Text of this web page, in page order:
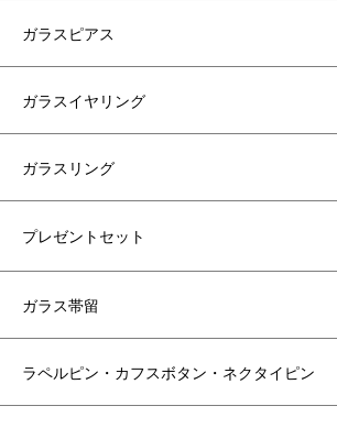
ガラスピアス
ガラスイヤリング
ガラスリング
プレゼントセット
ガラス帯留
ラペルピン・カフスボタン・ネクタイピン